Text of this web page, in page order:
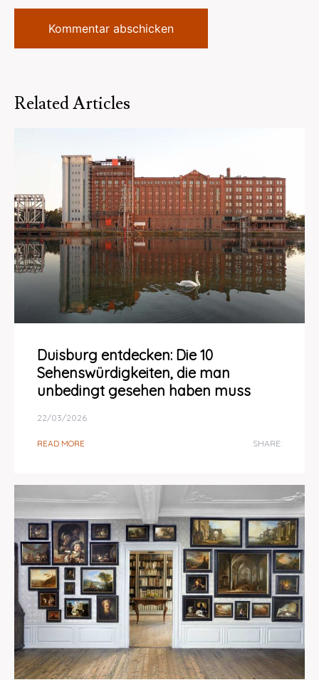
Related Articles
Duisburg entdecken: Die 10
Sehenswürdigkeiten, die man
unbedingt gesehen haben muss
22/03/2026
READ MORE SHARE: